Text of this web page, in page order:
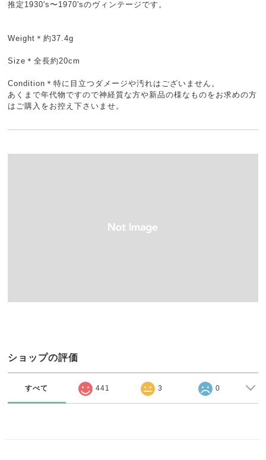
推定1930's〜1970'sのヴィンテージです。
Weight＊約37.4g
Size＊全長約20cm
Condition＊特に目立つダメージや汚れはございません。
あくまで年代物ですので神経質な方や新品の様なものをお求めの方
はご購入をお控え下さいませ。
ショップの評価
すべて 441 3 0